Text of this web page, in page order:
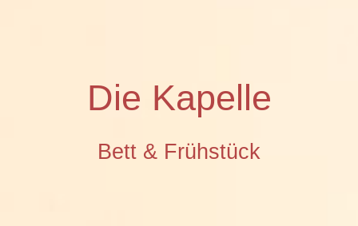
Die Kapelle
Bett & Frühstück